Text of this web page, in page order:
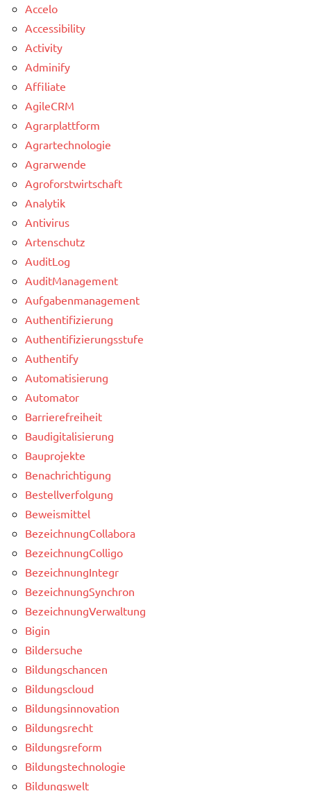
Accelo
Accessibility
Activity
Adminify
Affiliate
AgileCRM
Agrarplattform
Agrartechnologie
Agrarwende
Agroforstwirtschaft
Analytik
Antivirus
Artenschutz
AuditLog
AuditManagement
Aufgabenmanagement
Authentifizierung
Authentifizierungsstufe
Authentify
Automatisierung
Automator
Barrierefreiheit
Baudigitalisierung
Bauprojekte
Benachrichtigung
Bestellverfolgung
Beweismittel
BezeichnungCollabora
BezeichnungColligo
BezeichnungIntegr
BezeichnungSynchron
BezeichnungVerwaltung
Bigin
Bildersuche
Bildungschancen
Bildungscloud
Bildungsinnovation
Bildungsrecht
Bildungsreform
Bildungstechnologie
Bildungswelt